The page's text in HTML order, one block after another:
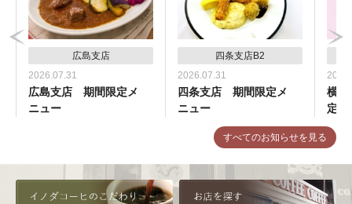
すべてのお知らせを見る
広島支店
2026.07.31
広島支店 期間限定メ
ニュー
四条支店B2
2026.07.31
四条支店 期間限定メ
ニュー
横
定メ